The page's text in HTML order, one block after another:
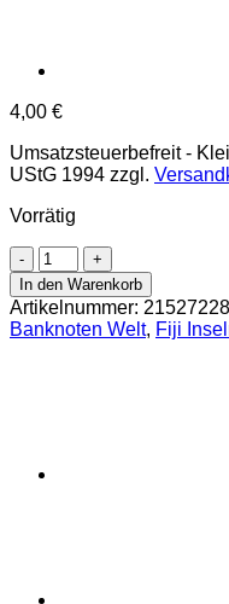
4,00 €
Umsatzsteuerbefreit -
UStG 1994 zzgl.
Vorrätig
Fiji
-
2
Dollars
ND
Menge
In den Warenkorb
Artikelnummer:
Banknoten Welt, Fiji